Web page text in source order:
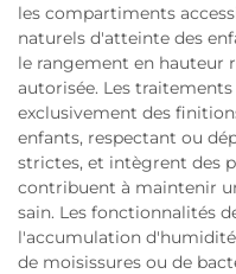
les compartiments
naturels d'atteinte des
le rangement en hauteur
autorisée. Les
exclusivement des
enfants, respectant ou
strictes, et intègrent des
contribuent à maintenir
sain. Les fonctionnalités
l'accumulation
de moisissures ou de